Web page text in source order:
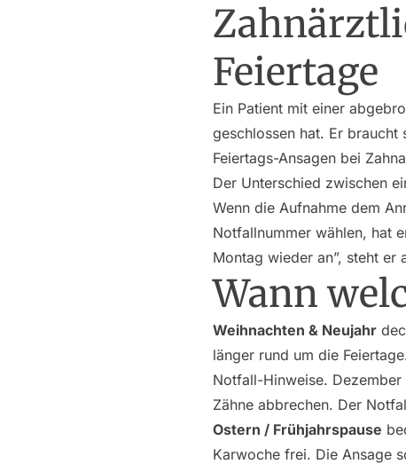
Feiertage
Ein Patient mit einer
geschlossen hat. Er
Feiertags-Ansagen bei
Der Unterschied zwischen
Wenn die Aufnahme dem
Notfallnummer wählen, hat
Montag wieder an”, steht er
Wann
Weihnachten & Neujahr
länger rund um die
Notfall-Hinweise.
Zähne abbrechen. Der
Ostern / Frühjahrspause
Karwoche frei. Die Ansage